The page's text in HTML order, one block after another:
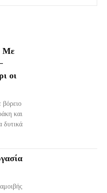
Με
οι
βόρειο
και
δυτικά